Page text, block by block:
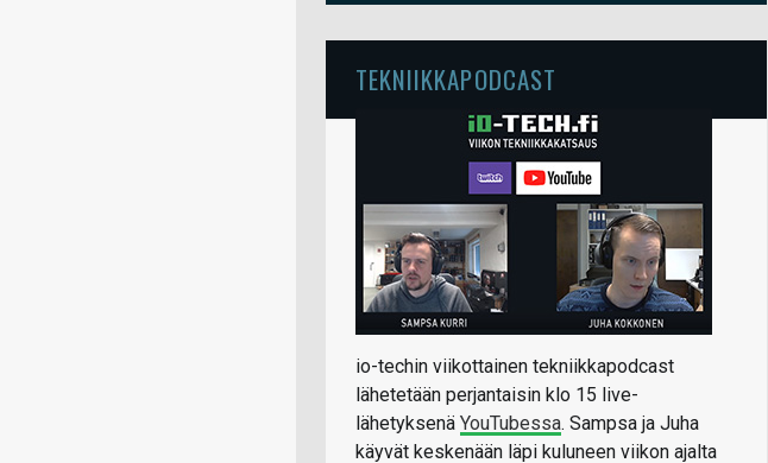
TEKNIIKKAPODCAST
io-techin viikottainen tekniikkapodcast
lähetetään perjantaisin klo 15 live-
lähetyksenä YouTubessa. Sampsa ja Juha
käyvät keskenään läpi kuluneen viikon ajalta